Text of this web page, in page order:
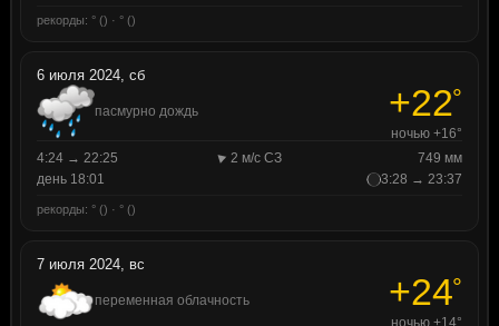
рекорды: ° () · ° ()
6 июля 2024, сб
пасмурно дождь +22°
ночью +16°
4:24 → 22:25
2 м/с СЗ
749 мм
день 18:01
3:28 → 23:37
рекорды: ° () · ° ()
7 июля 2024, вс
переменная облачность +24°